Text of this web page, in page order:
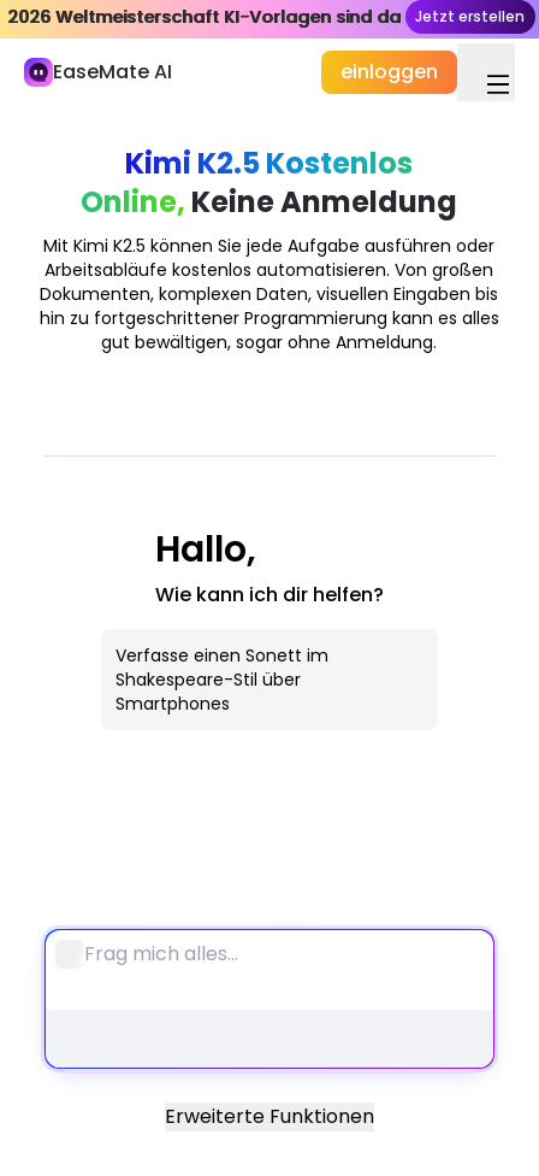
2026 Weltmeisterschaft KI-Vorlagen sind da Jetzt erstellen
2026 Weltmeisterschaft KI-Vorlagen sind da Jetzt erstellen
EaseMate AI einloggen
Meine Bibliothek
Studium und Arbeit
KI-Studie & Forschung
KI-Autor
KI-Dukument
Erforschen
Notebook
Kimi K2.5 Kostenlos
Online, Keine Anmeldung
Mit Kimi K2.5 können Sie jede Aufgabe ausführen oder
Arbeitsabläufe kostenlos automatisieren. Von großen
Dokumenten, komplexen Daten, visuellen Eingaben bis
hin zu fortgeschrittener Programmierung kann es alles
gut bewältigen, sogar ohne Anmeldung.
Hallo,
Wie kann ich dir helfen?
Verfasse einen Sonett im
Shakespeare-Stil über
Smartphones
Erweiterte Funktionen